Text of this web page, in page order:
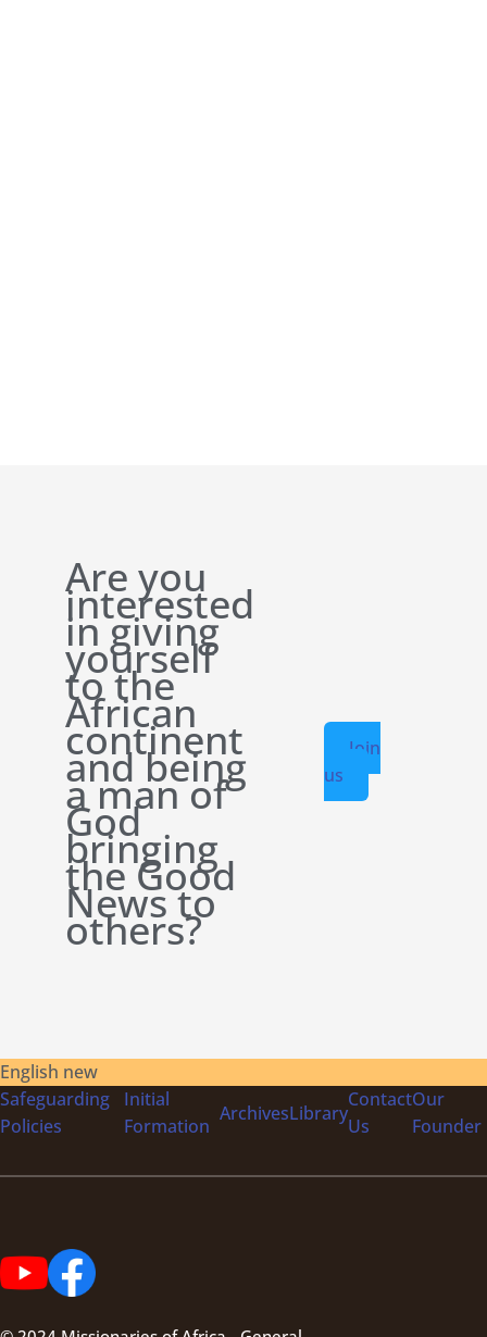
Are you
interested
in giving
yourself
to the
African
continent
and being
a man of
God
bringing
the Good
News to
others?
Join
us
English new
Safeguarding
Policies
Initial
Formation
ArchivesLibrary
Contact
Us
Our
Founder